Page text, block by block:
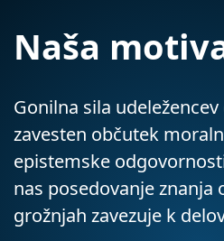
Naša
Gonilna sila udeležencev
zavesten občutek
epistemske
nas posedovanje znanja
grožnjah zavezuje k